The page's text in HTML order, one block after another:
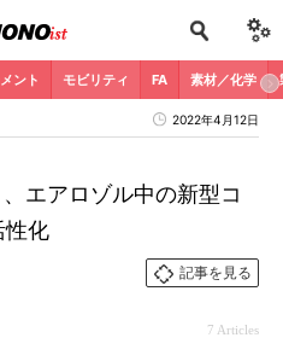
ント モビリティ FA 素材／化学
2022年4月12日
エアロゾル中の新型コ
性化
記事を見る
7 Articles